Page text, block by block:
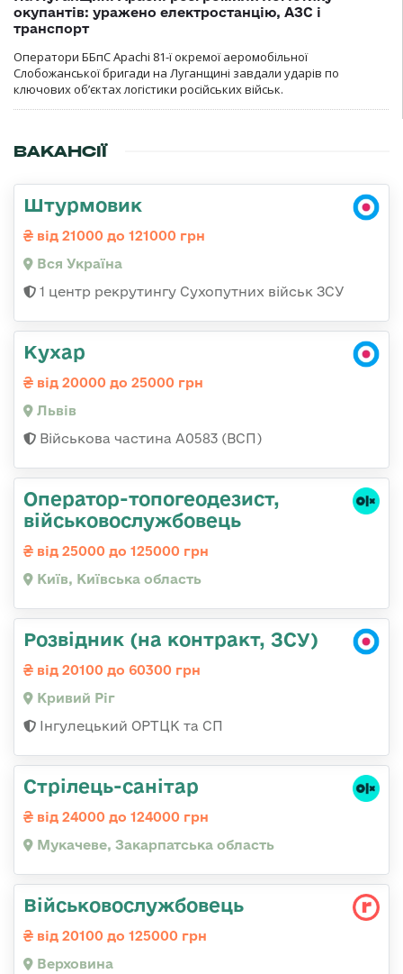
окупантів: уражено електростанцію, АЗС і
транспорт
Оператори ББпС Apachi 81-ї окремої аеромобільної
Слобожанської бригади на Луганщині завдали ударів по
ключових об’єктах логістики російських військ.
ВАКАНСІЇ
Штурмовик
від 21000 до 121000 грн
Вся Україна
1 центр рекрутингу Сухопутних військ ЗСУ
Кухар
від 20000 до 25000 грн
Львів
Військова частина А0583 (ВСП)
Оператор-топогеодезист,
військовослужбовець
від 25000 до 125000 грн
Київ, Київська область
Розвідник (на контракт, ЗСУ)
від 20100 до 60300 грн
Кривий Ріг
Інгулецький ОРТЦК та СП
Стрілець-санітар
від 24000 до 124000 грн
Мукачеве, Закарпатська область
Військовослужбовець
від 20100 до 125000 грн
Верховина